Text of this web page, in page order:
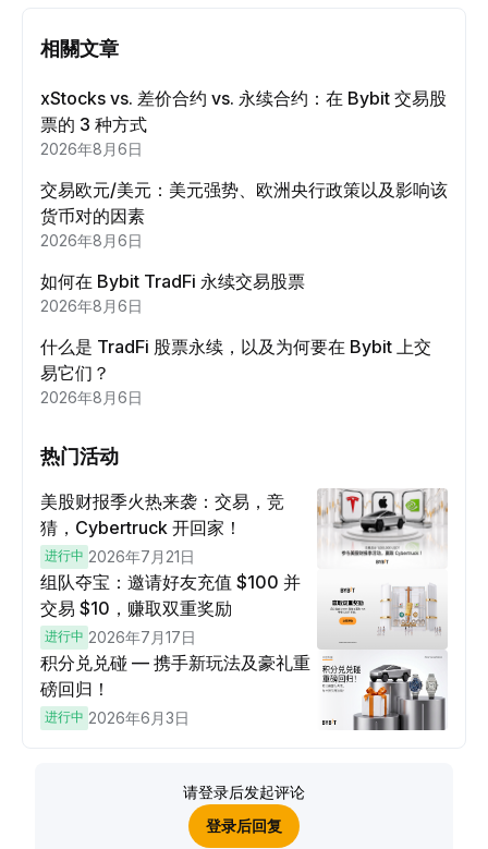
相關文章
xStocks vs. 差价合约 vs. 永续合约：在 Bybit 交易股
票的 3 种方式
2026年8月6日
交易欧元/美元：美元强势、欧洲央行政策以及影响该
货币对的因素
2026年8月6日
如何在 Bybit TradFi 永续交易股票
2026年8月6日
什么是 TradFi 股票永续，以及为何要在 Bybit 上交
易它们？
2026年8月6日
热门活动
美股财报季火热来袭：交易，竞
猜，Cybertruck 开回家！
进行中 2026年7月21日
组队夺宝：邀请好友充值 $100 并
交易 $10，赚取双重奖励
进行中 2026年7月17日
积分兑兑碰 — 携手新玩法及豪礼重
磅回归！
进行中 2026年6月3日
请登录后发起评论
登录后回复